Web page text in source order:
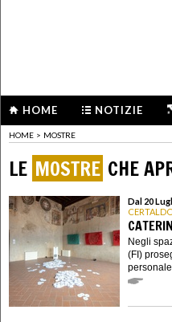
HOME NOTIZIE
HOME > MOSTRE
LE MOSTRE CHE
Dal 20
Negli
(FI)
personale